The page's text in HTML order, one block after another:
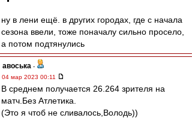
ну в лени ещё. в других городах, где с начала
сезона ввели, тоже поначалу сильно просело,
а потом подтянулись
авоська -
04 мар 2023 00:11
В среднем получается 26.264 зрителя на
матч.Без Атлетика.
(Это я чтоб не сливалось,Володь))